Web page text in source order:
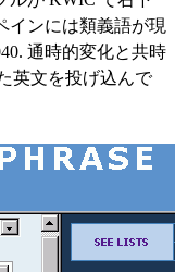
インには類義語が現
通時的変化と共時
英文を投げ込んで